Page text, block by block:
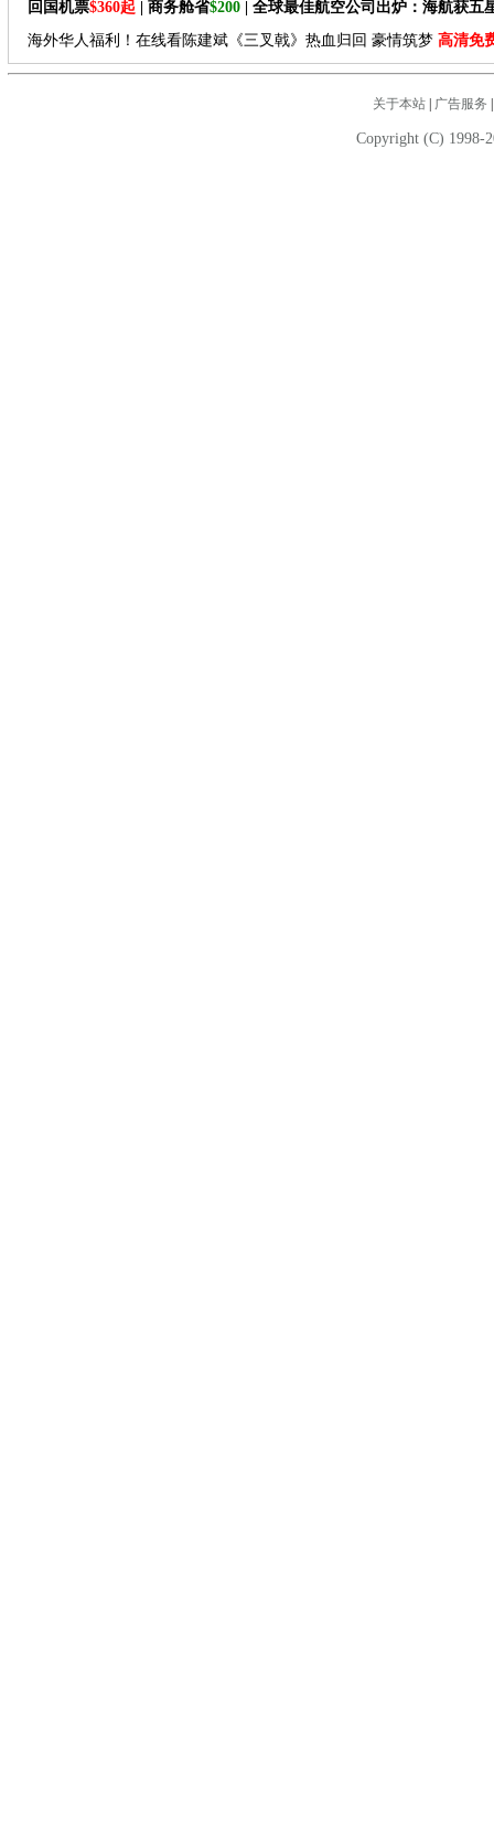
回国机票$360起 | 商务舱省$200 | 全球最佳航空公司出炉：海航获五
海外华人福利！在线看陈建斌《三叉戟》热血归回 豪情筑梦 高清免
关于本站| 广告服务
Copyright (C) 1998-